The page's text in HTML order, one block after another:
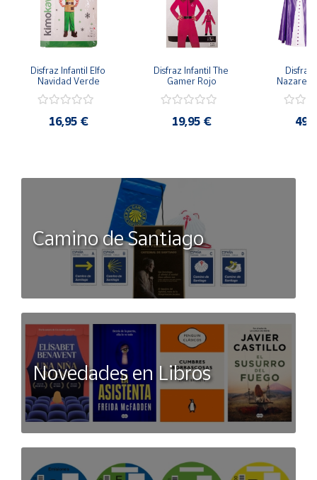
Disfraz Infantil Elfo
Navidad Verde
16,95 €
Disfraz Infantil The
Gamer Rojo
19,95 €
Disfraz
Camino de Santiago
Novedades en Libros